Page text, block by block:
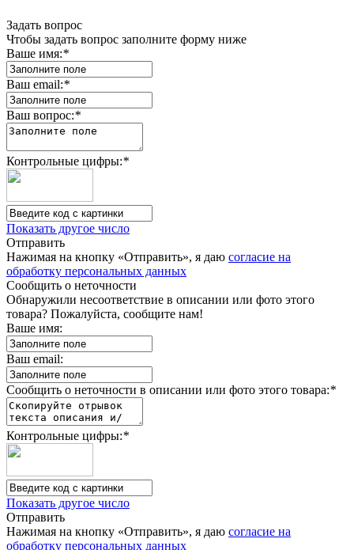
Задать вопрос
Чтобы задать вопрос заполните форму ниже
Ваше имя:*
Ваш email:*
Ваш вопрос:*
Контрольные цифры:*
Показать другое число
Отправить
Нажимая на кнопку «Отправить», я даю согласие на
обработку персональных данных
Сообщить о неточности
Обнаружили несоответствие в описании или фото этого
товара? Пожалуйста, сообщите нам!
Ваше имя:
Ваш email:
Сообщить о неточности в описании или фото этого товара:*
Контрольные цифры:*
Показать другое число
Отправить
Нажимая на кнопку «Отправить», я даю согласие на
обработку персональных данных